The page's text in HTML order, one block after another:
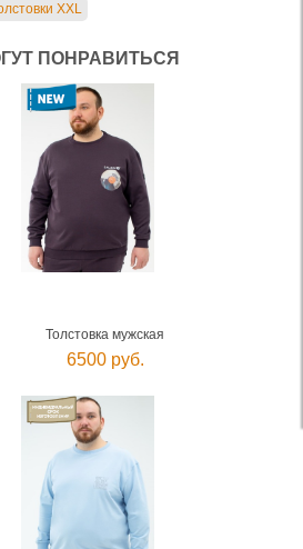
XXL
ПОНРАВИТЬСЯ
Толстовка мужская
6500 руб.